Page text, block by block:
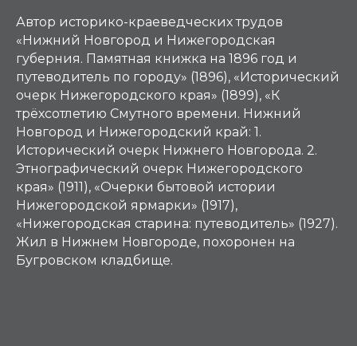
Автор историко-краеведческих трудов
«Нижний Новгород и Нижегородская
губерния. Памятная книжка на 1896 год и
путеводитель по городу» (1896), «Исторический
очерк Нижегородского края» (1899), «К
трёхсотлетию Смутного времени. Нижний
Новгород и Нижегородский край: 1.
Исторический очерк Нижнего Новгорода. 2.
Этнографический очерк Нижегородского
края» (1911), «Очерки бытовой истории
Нижегородской ярмарки» (1917),
«Нижегородская старина: путеводитель» (1927).
Жил в Нижнем Новгороде, похоронен на
Бугровском кладбище.